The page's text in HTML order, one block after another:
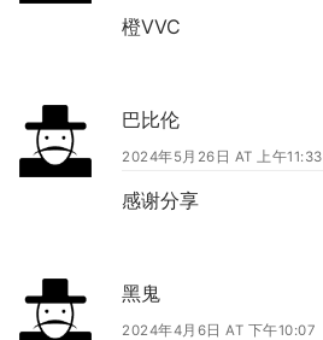
橙VVC
巴比伦
2024年5月26日 AT 上午11:33
感谢分享
黑鬼
2024年4月6日 AT 下午10:07